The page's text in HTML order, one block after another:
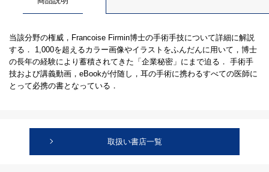
当該分野の権威，Francoise Firmin博士の手術手技について詳細に解説
する． 1,000を超えるカラー画像やイラストをふんだんに用いて，博士
の長年の経験により蓄積されてきた「企業秘密」にまで迫る． 手術手
技および講義動画，eBookが付随し，耳の手術に携わるすべての医師に
とって必携の書となっている．
取扱い書店一覧